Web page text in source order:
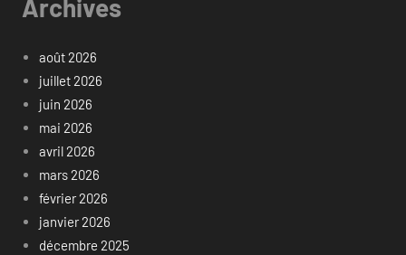
Archives
août 2026
juillet 2026
juin 2026
mai 2026
avril 2026
mars 2026
février 2026
janvier 2026
décembre 2025